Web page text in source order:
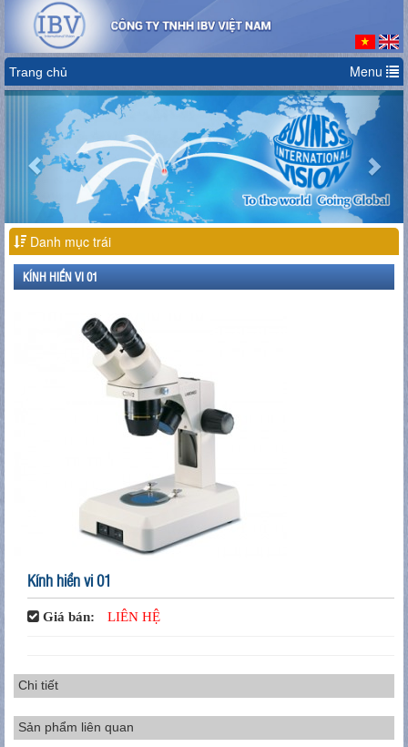
Trang chủ Menu
Previous
Danh mục trái
KÍNH HIỂN VI 01
Kính hiển vi 01
Giá bán: LIÊN HỆ
Chi tiết
Sản phẩm liên quan